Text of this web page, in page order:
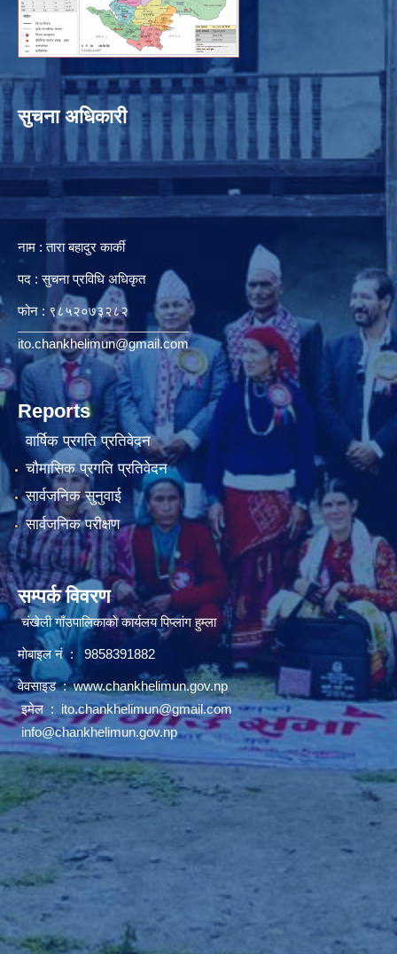
सुचना अधिकारी
नाम : तारा बहादुर कार्की
पद : सुचना प्रविधि अधिकृत
फोन : ९८५२०७३२८२
ito.chankhelimun@gmail.com
Reports
वार्षिक प्रगति प्रतिवेदन
चौमासिक प्रगति प्रतिवेदन
सार्वजनिक सुनुवाई
सार्वजनिक परीक्षण
सम्पर्क विवरण
चंखेली गाँउपालिकाकाे कार्यलय पिप्लांग हुम्ला
माेबाइल नं : 9858391882
वेवसाइड :www.chankhelimun.gov.np
इमेल : ito.chankhelimun@gmail.com
info@chankhelimun.gov.np